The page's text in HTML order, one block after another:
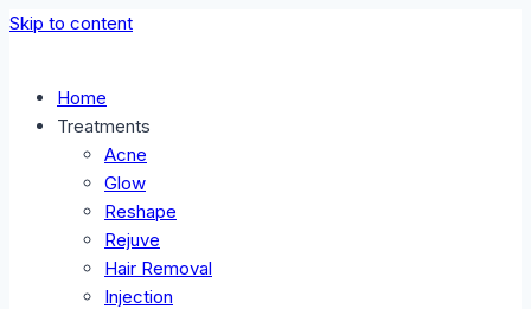
Skip to content
Home
Treatments
Acne
Glow
Reshape
Rejuve
Hair Removal
Injection